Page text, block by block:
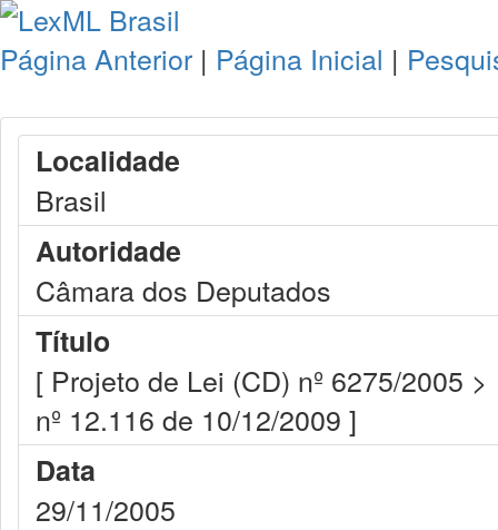
Página Anterior | Página Inicial |
Localidade
Brasil
Autoridade
Câmara dos Deputados
Título
[ Projeto de Lei (CD) nº 6275/2005
nº 12.116 de 10/12/2009 ]
Data
29/11/2005